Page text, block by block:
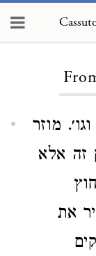
וגו׳. מוזר
זה אלא
את